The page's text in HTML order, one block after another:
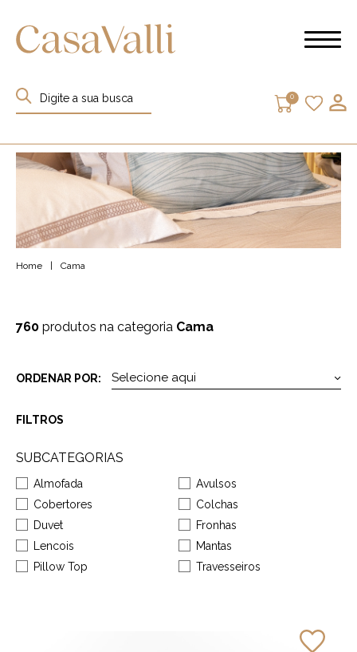
0
Home Cama
760 produtos na categoria Cama
ORDENAR POR:
FILTROS
SUBCATEGORIAS
Almofada
Avulsos
Cobertores
Colchas
Duvet
Fronhas
Lencois
Mantas
Pillow Top
Travesseiros